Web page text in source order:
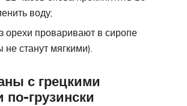
воду;
орехи проваривают в сиропе
не станут мягкими).
с грецкими
по-грузински